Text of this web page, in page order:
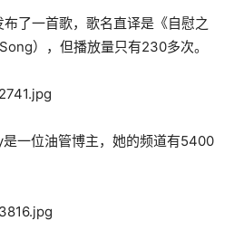
了一首歌，歌名直译是《自慰之
），但播放量只有230多次。
一位油管博主，她的频道有5400